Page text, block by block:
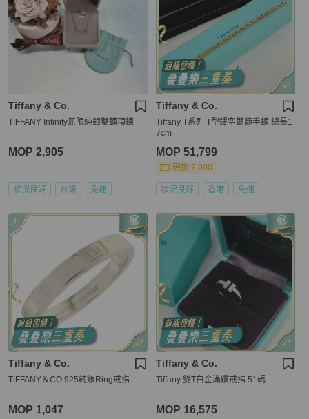
Tiffany & Co.
TIFFANY Infinity無限純銀雙鍊項鍊
MOP 2,905
狀況良好 台灣 免運
Tiffany & Co.
Tiffany T系列 T型鏤空鏈節手鍊 總長1
7cm
MOP 51,799
現折 2,000
狀況良好 香港 免運
Tiffany & Co.
TIFFANY＆CO 925純銀Ring戒指
MOP 1,047
Tiffany & Co.
Tiffany 雙T白金滿鑽戒指 51碼
MOP 16,575